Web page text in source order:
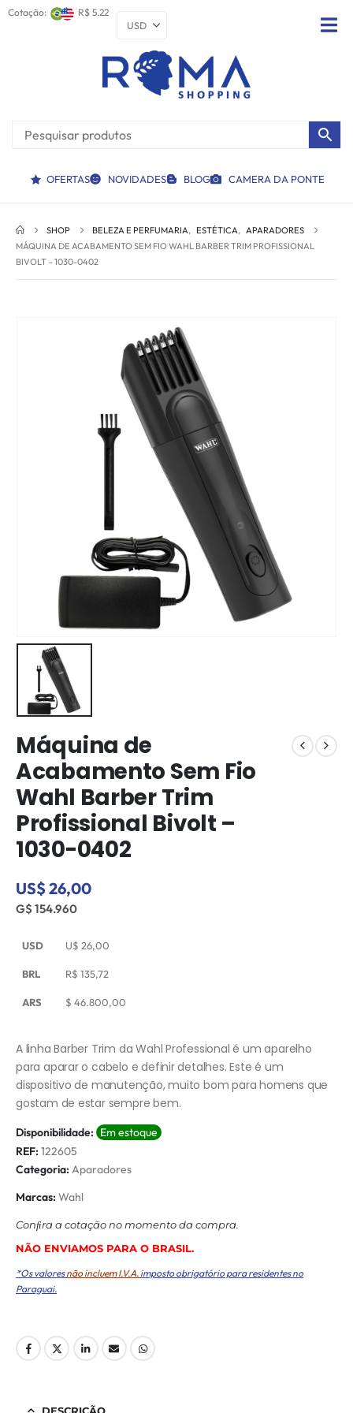
Cotação: R$ 5.22
OFERTAS NOVIDADES BLOG CAMERA DA PONTE
SHOP BELEZA E PERFUMARIA, ESTÉTICA, APARADORES
MÁQUINA DE ACABAMENTO SEM FIO WAHL BARBER TRIM PROFISSIONAL
BIVOLT – 1030-0402
Máquina de
Acabamento Sem Fio
Wahl Barber Trim
Profissional Bivolt –
1030-0402
US$ 26,00
G$ 154.960
USD U$ 26,00
BRL R$ 135,72
ARS $ 46.800,00
A linha Barber Trim da Wahl Professional é um aparelho
para aparar o cabelo e definir detalhes. Este é um
dispositivo de manutenção, muito bom para homens que
gostam de estar sempre bem.
Disponibilidade: Em estoque
REF: 122605
Categoria: Aparadores
Marcas: Wahl
Conﬁra a cotação no momento da compra.
NÃO ENVIAMOS PARA O BRASIL.
*Os valoresnão incluem I.V.A. imposto obrigatório para residentes no
Paraguai.
DESCRIÇÃO